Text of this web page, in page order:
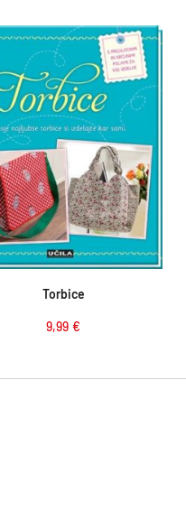
Torbice
9,99 €
Dodaj v košarico